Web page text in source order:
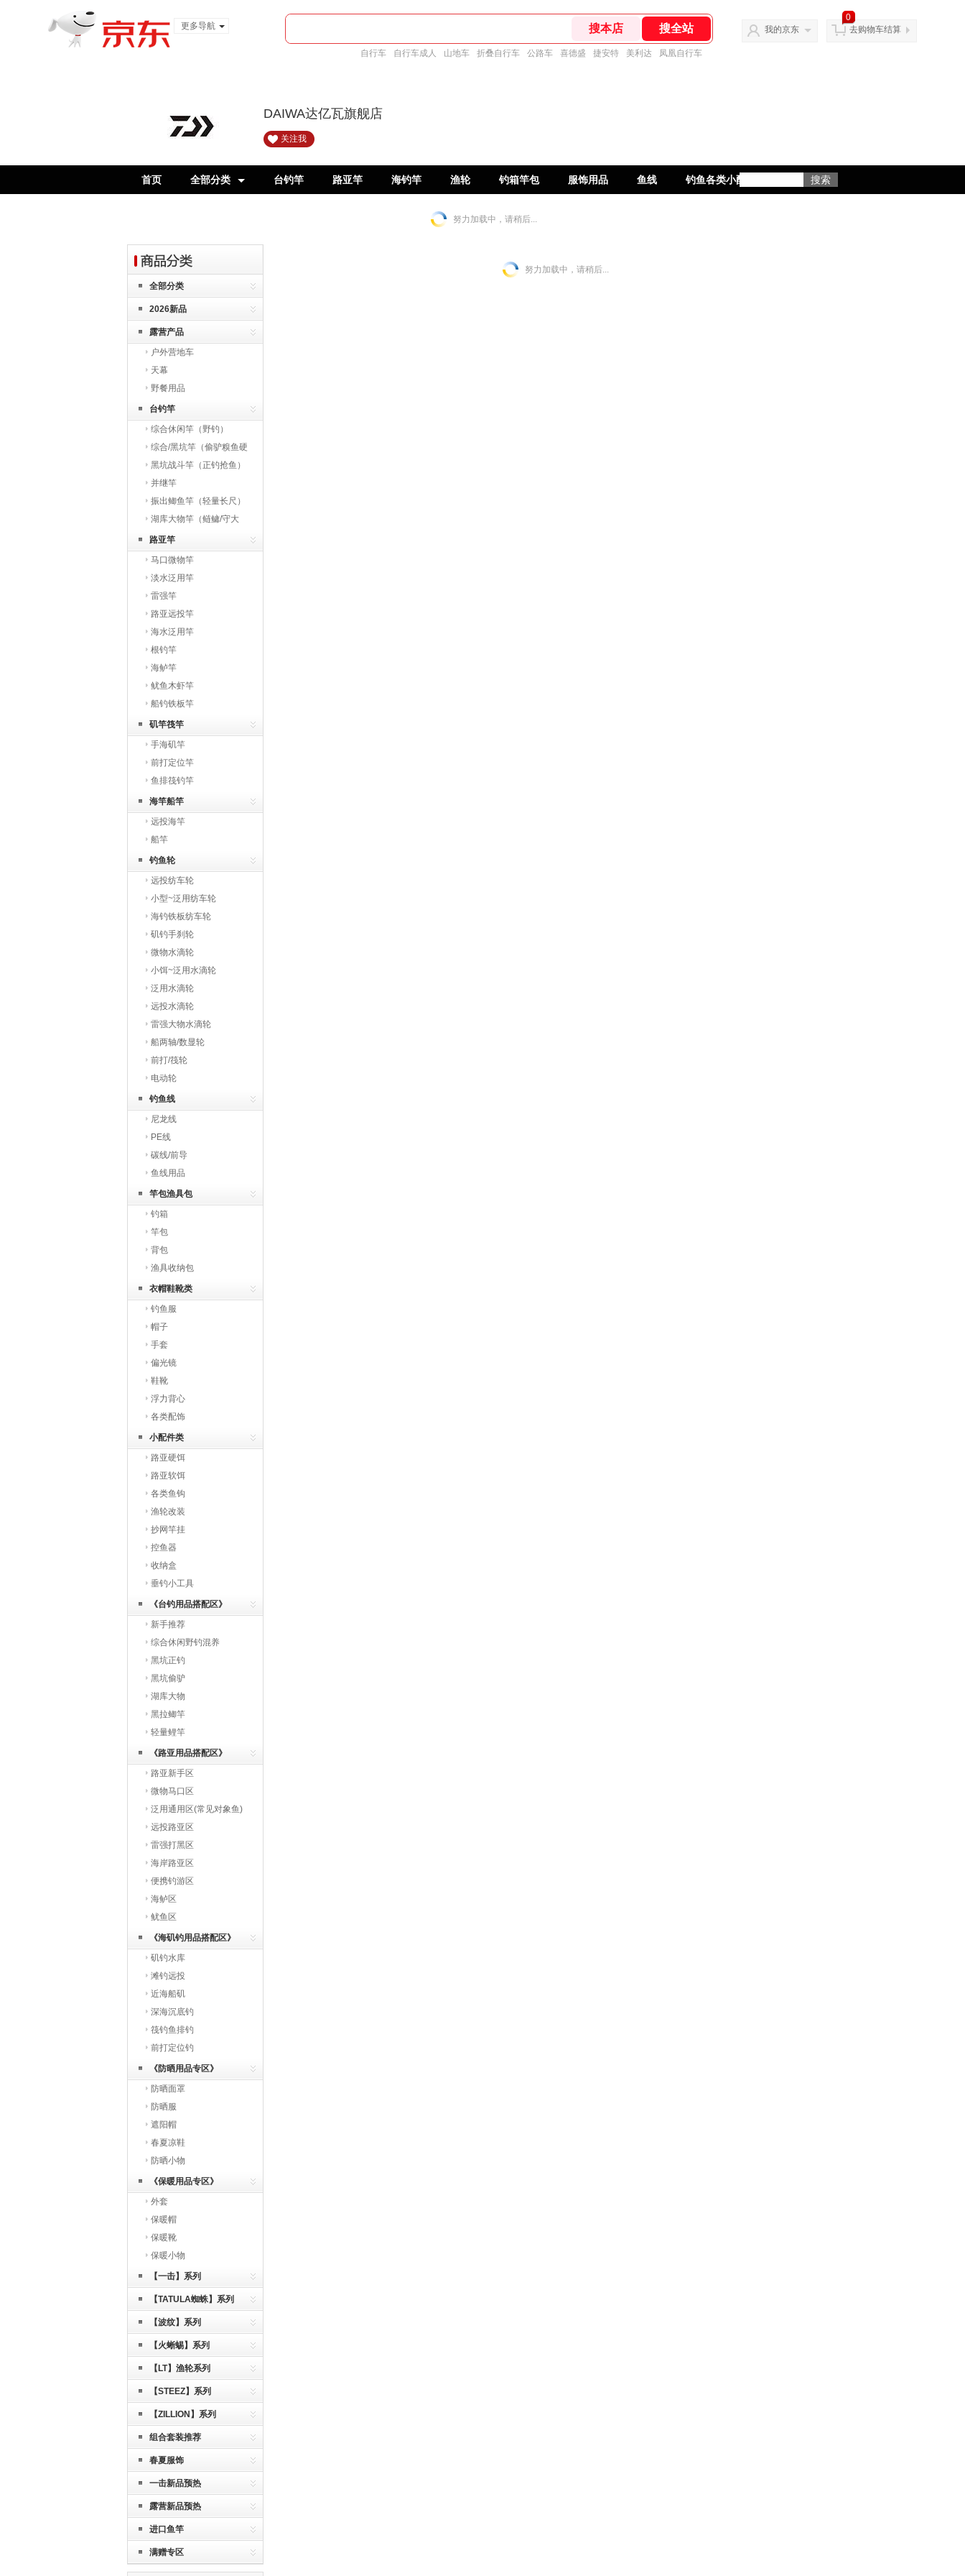
更多导航
自行车 自行车成人 山地车 折叠自行车 公路车 喜德盛 捷安特 美利达 凤凰自行车
我的京东
0
去购物车结算
DAIWA达亿瓦旗舰店
关注我
首页 全部分类 台钓竿 路亚竿 海钓竿 渔轮 钓箱竿包 服饰用品 鱼线 钓鱼各类小配件
努力加载中，请稍后...
全部分类
2026新品
露营产品
户外营地车
天幕
野餐用品
台钓竿
综合休闲竿（野钓）
综合/黑坑竿（偷驴糗鱼硬
综合）
黑坑战斗竿（正钓抢鱼）
并继竿
振出鲫鱼竿（轻量长尺）
湖库大物竿（鲢鳙/守大
物）
路亚竿
马口微物竿
淡水泛用竿
雷强竿
路亚远投竿
海水泛用竿
根钓竿
海鲈竿
鱿鱼木虾竿
船钓铁板竿
矶竿筏竿
手海矶竿
前打定位竿
鱼排筏钓竿
海竿船竿
远投海竿
船竿
钓鱼轮
远投纺车轮
小型~泛用纺车轮
海钓铁板纺车轮
矶钓手刹轮
微物水滴轮
小饵~泛用水滴轮
泛用水滴轮
远投水滴轮
雷强大物水滴轮
船两轴/数显轮
前打/筏轮
电动轮
钓鱼线
尼龙线
PE线
碳线/前导
鱼线用品
竿包渔具包
钓箱
竿包
背包
渔具收纳包
衣帽鞋靴类
钓鱼服
帽子
手套
偏光镜
鞋靴
浮力背心
各类配饰
小配件类
路亚硬饵
路亚软饵
各类鱼钩
渔轮改装
抄网竿挂
控鱼器
收纳盒
垂钓小工具
《台钓用品搭配区》
新手推荐
综合休闲野钓混养
黑坑正钓
黑坑偷驴
湖库大物
黑拉鲫竿
轻量鲤竿
《路亚用品搭配区》
路亚新手区
微物马口区
泛用通用区(常见对象鱼)
远投路亚区
雷强打黑区
海岸路亚区
便携钓游区
海鲈区
鱿鱼区
《海矶钓用品搭配区》
矶钓水库
滩钓远投
近海船矶
深海沉底钓
筏钓鱼排钓
前打定位钓
《防晒用品专区》
防晒面罩
防晒服
遮阳帽
春夏凉鞋
防晒小物
《保暖用品专区》
外套
保暖帽
保暖靴
保暖小物
【一击】系列
【TATULA蜘蛛】系列
【波纹】系列
【火蜥蜴】系列
【LT】渔轮系列
【STEEZ】系列
【ZILLION】系列
组合套装推荐
春夏服饰
一击新品预热
露营新品预热
进口鱼竿
满赠专区
努力加载中，请稍后...